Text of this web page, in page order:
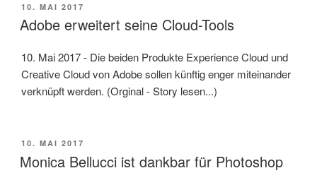
VERÖFFENTLICHT
AM
10. MAI 2017
Adobe erweitert seine Cloud-Tools
10. Mai 2017 - Die beiden Produkte Experience Cloud und
Creative Cloud von Adobe sollen künftig enger miteinander
verknüpft werden. (Orginal - Story lesen...)
VERÖFFENTLICHT
AM
10. MAI 2017
Monica Bellucci ist dankbar für Photoshop